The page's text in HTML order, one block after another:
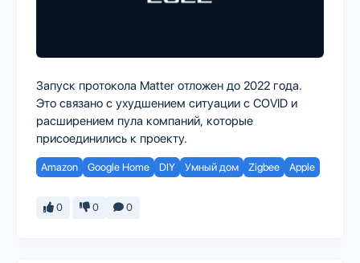
Запуск протокола Matter отложен до 2022 года.
Это связано с ухудшением ситуации с COVID и
расширением пула компаний, которые
присоединились к проекту.
Amazon Google Home DIY Умный дом Zigbee Apple
0 0 0